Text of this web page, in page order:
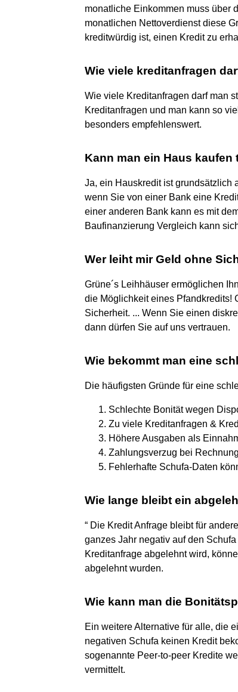
monatliche Einkommen muss über
monatlichen Nettoverdienst diese
kreditwürdig ist, einen Kredit zu
Wie viele kreditanfragen
Wie viele Kreditanfragen darf man
Kreditanfragen und man kann so
besonders empfehlenswert.
Kann man ein Haus
Ja, ein Hauskredit ist grundsätzlich
wenn Sie von einer Bank eine
einer anderen Bank kann es mit
Baufinanzierung Vergleich kann
Wer leiht mir Geld ohne
Grüne´s Leihhäuser ermöglichen
die Möglichkeit eines Pfandkredits!
Sicherheit. ... Wenn Sie einen
dann dürfen Sie auf uns vertrauen.
Wie bekommt man eine
Die häufigsten Gründe für eine
Schlechte Bonität wegen
Zu viele Kreditanfragen &
Höhere Ausgaben als
Zahlungsverzug bei
Fehlerhafte Schufa-Daten
Wie lange bleibt ein
“ Die Kredit Anfrage bleibt für
ganzes Jahr negativ auf den
Kreditanfrage abgelehnt wird,
abgelehnt wurden.
Wie kann man die
Ein weitere Alternative für alle, die
negativen Schufa keinen Kredit
sogenannte Peer-to-peer Kredite
vermittelt.